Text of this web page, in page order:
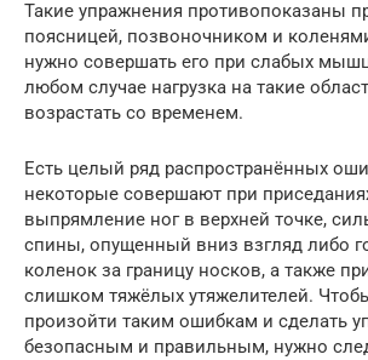
Такие упражнения противопоказаны
поясницей, позвоночником и
нужно совершать его при слабых
любом случае нагрузка на такие
возрастать со временем.
Есть целый ряд распространённых
некоторые совершают при
выпрямление ног в верхней точке,
спины, опущенный вниз взгляд либо
коленок за границу носков, а также
слишком тяжёлых утяжелителей.
произойти таким ошибкам и сделать
безопасным и правильным, нужно